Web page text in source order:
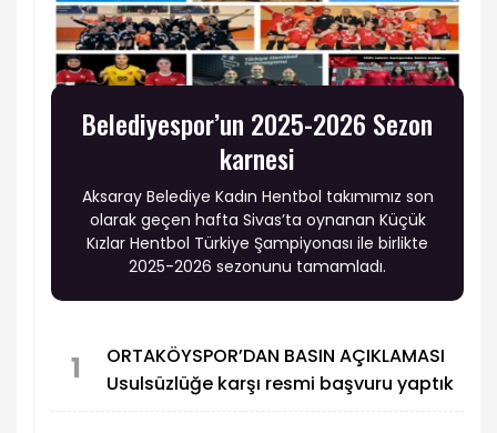
Belediyespor’un 2025-2026 Sezon
karnesi
Aksaray Belediye Kadın Hentbol takımımız son
olarak geçen hafta Sivas’ta oynanan Küçük
Kızlar Hentbol Türkiye Şampiyonası ile birlikte
2025-2026 sezonunu tamamladı.
1
ORTAKÖYSPOR’DAN BASIN AÇIKLAMASI
Usulsüzlüğe karşı resmi başvuru yaptık